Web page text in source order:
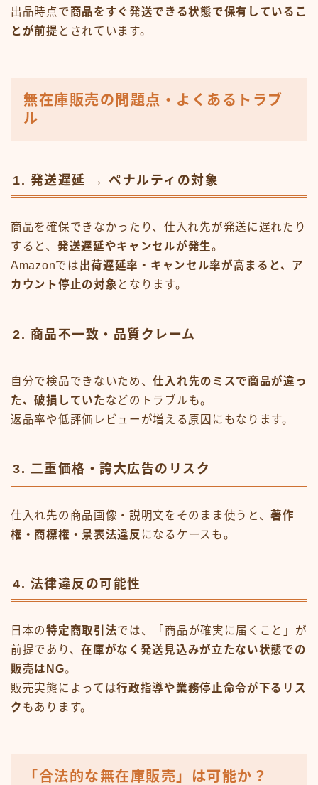
出品時点で 商品をすぐ発送できる状態で保有しているこ
とが前提 とされています。
無在庫販売の問題点・よくあるトラブ
ル
1. 発送遅延 → ペナルティの対象
商品を確保できなかったり、仕入れ先が発送に遅れたり
すると、 発送遅延やキャンセルが発生。
Amazonでは出荷遅延率・キャンセル率が高まると、ア
カウント停止の対象 となります。
2. 商品不一致・品質クレーム
自分で検品できないため、仕入れ先のミスで商品が違っ
た、破損していた などのトラブルも。
返品率や低評価レビューが増える原因にもなります。
3. 二重価格・誇大広告のリスク
仕入れ先の商品画像・説明文をそのまま使うと、著作
権・商標権・景表法違反 になるケースも。
4. 法律違反の可能性
日本の特定商取引法では、「商品が確実に届くこと」が
前提であり、在庫がなく発送見込みが立たない状態での
販売はNG。
販売実態によっては行政指導や業務停止命令が下るリス
ク もあります。
「合法的な無在庫販売」は可能か？